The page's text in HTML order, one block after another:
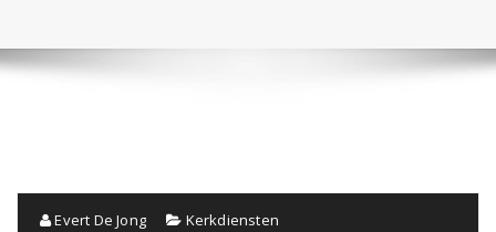
Evert De Jong Kerkdiensten